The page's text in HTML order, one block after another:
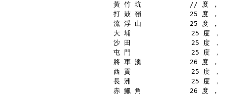
黃 竹 坑            // 度 ，
打 鼓 嶺            25 度 ，
流 浮 山            25 度 ，
大 埔               25 度 ，
沙 田               25 度 ，
屯 門               25 度 ，
將 軍 澳            26 度 ，
西 貢               25 度 ，
長 洲               25 度 ，
赤 鱲 角            26 度 ，